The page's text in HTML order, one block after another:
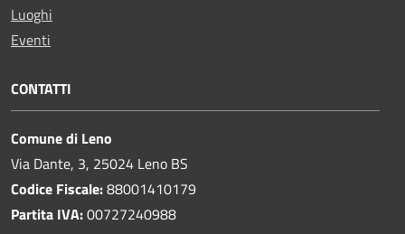
Luoghi
Eventi
CONTATTI
Comune di Leno
Via Dante, 3, 25024 Leno BS
Codice Fiscale:88001410179
Partita IVA:00727240988